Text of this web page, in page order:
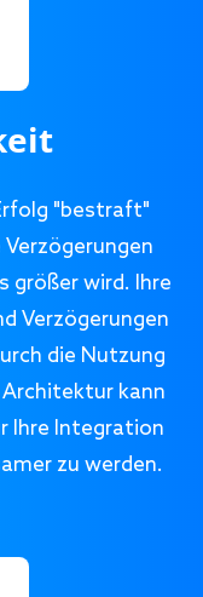
"bestraft"
größer wird. Ihre
Verzögerungen
die Nutzung
kann
Ihre Integration
zu werden.